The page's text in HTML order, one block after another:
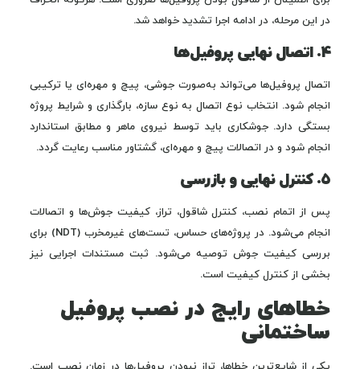
در این مرحله، در ادامه اجرا تشدید خواهد شد.
۴. اتصال نهایی پروفیل‌ها
اتصال پروفیل‌ها می‌تواند به‌صورت جوشی، پیچ و مهره‌ای یا ترکیبی
انجام شود. انتخاب نوع اتصال به نوع سازه، بارگذاری و شرایط پروژه
بستگی دارد. جوشکاری باید توسط نیروی ماهر و مطابق استاندارد
انجام شود و در اتصالات پیچ و مهره‌ای، گشتاور مناسب رعایت گردد.
۵. کنترل نهایی و بازرسی
پس از اتمام نصب، کنترل شاقول، تراز، کیفیت جوش‌ها و اتصالات
انجام می‌شود. در پروژه‌های حساس، تست‌های غیرمخرب (NDT) برای
بررسی کیفیت جوش توصیه می‌شود. ثبت مستندات اجرایی نیز
بخشی از کنترل کیفیت است.
خطاهای رایج در نصب پروفیل
ساختمانی